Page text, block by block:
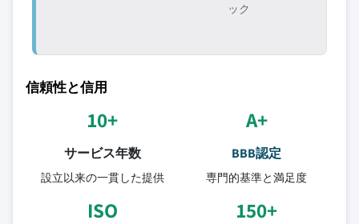
ック
信頼性と信用
10+
サービス年数
設立以来の一貫した提供
A+
BBB認定
専門的基準と満足度
ISO 150+